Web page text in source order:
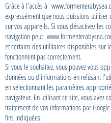
Grâce à l'accès à
expressément que nous puissions utiliser
sur vos appareils. Si vous désactivez les
navigation peut
et certains des utilitaires disponibles sur
fonctionnent pas correctement.
Si vous le souhaitez, vous pouvez vous
données ou d'informations en refusant
en sélectionnant les paramètres
navigateur. En utilisant ce site, vous avez
traitement de vos informations par
fins indiquées.